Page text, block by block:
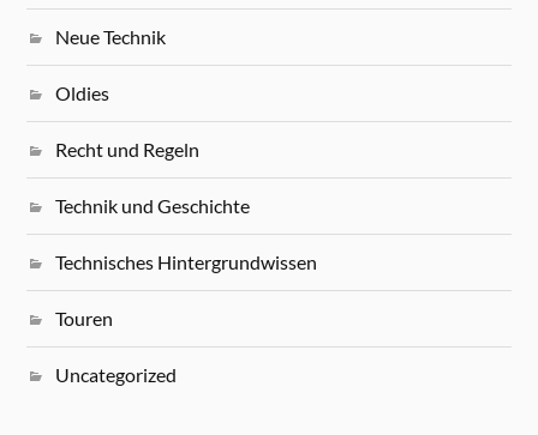
Neue Technik
Oldies
Recht und Regeln
Technik und Geschichte
Technisches Hintergrundwissen
Touren
Uncategorized